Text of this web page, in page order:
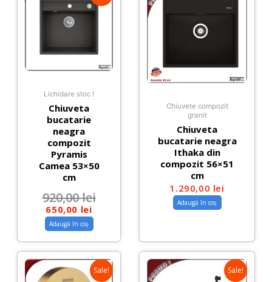
Lichidare stoc !
Chiuveta
bucatarie
neagra
compozit
Pyramis
Camea 53×50
cm
920,00lei
650,00 lei
Adaugă în coș
Chiuvete compozit
granit
Chiuveta
bucatarie neagra
Ithaka din
compozit 56×51
cm
1.290,00 lei
Adaugă în coș
Sale! Sale!